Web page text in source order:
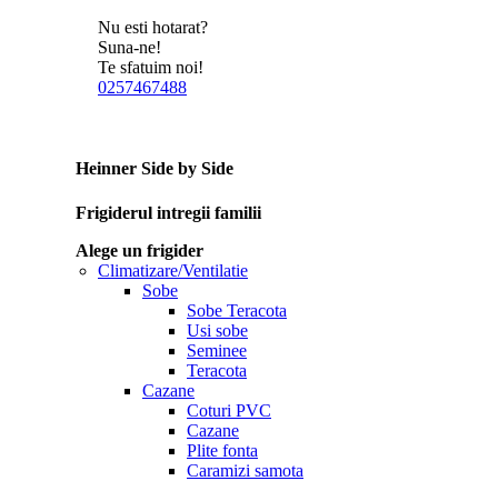
Nu esti hotarat?
Suna-ne!
Te sfatuim noi!
0257467488
Heinner Side by Side
Frigiderul intregii familii
Alege un frigider
Climatizare/Ventilatie
Sobe
Sobe Teracota
Usi sobe
Seminee
Teracota
Cazane
Coturi PVC
Cazane
Plite fonta
Caramizi samota